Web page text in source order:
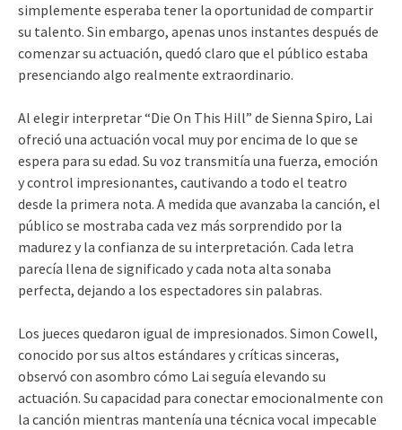
simplemente esperaba tener la oportunidad de compartir
su talento. Sin embargo, apenas unos instantes después de
comenzar su actuación, quedó claro que el público estaba
presenciando algo realmente extraordinario.
Al elegir interpretar “Die On This Hill” de Sienna Spiro, Lai
ofreció una actuación vocal muy por encima de lo que se
espera para su edad. Su voz transmitía una fuerza, emoción
y control impresionantes, cautivando a todo el teatro
desde la primera nota. A medida que avanzaba la canción, el
público se mostraba cada vez más sorprendido por la
madurez y la confianza de su interpretación. Cada letra
parecía llena de significado y cada nota alta sonaba
perfecta, dejando a los espectadores sin palabras.
Los jueces quedaron igual de impresionados. Simon Cowell,
conocido por sus altos estándares y críticas sinceras,
observó con asombro cómo Lai seguía elevando su
actuación. Su capacidad para conectar emocionalmente con
la canción mientras mantenía una técnica vocal impecable